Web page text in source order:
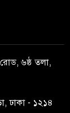
টাকা
৬ষ্ঠ তলা,
ঢাকা - ১২১৪